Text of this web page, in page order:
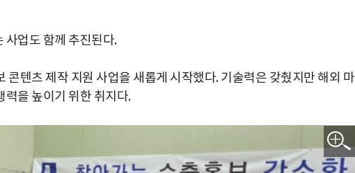
사업도 함께 추진된다.
콘텐츠 제작 지원 사업을 새롭게 시작했다. 기술력은 갖췄지만 해외 마
력을 높이기 위한 취지다.